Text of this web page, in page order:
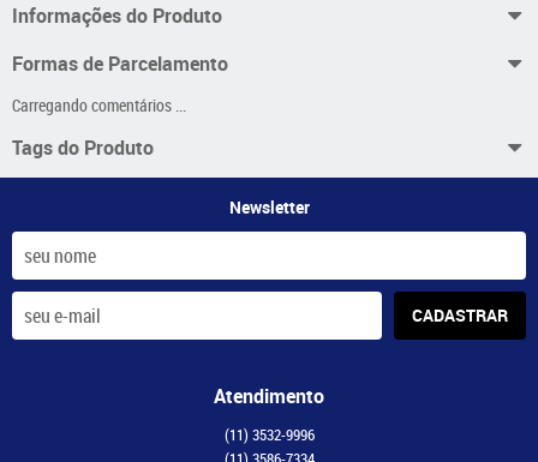
Informações do Produto
Formas de Parcelamento
Carregando comentários ...
Tags do Produto
Newsletter
CADASTRAR
Atendimento
(11) 3532-9996